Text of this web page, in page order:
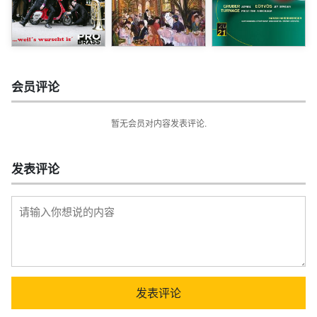
会员评论
暂无会员对内容发表评论.
发表评论